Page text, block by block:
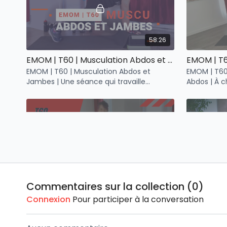
58:26
EMOM | T60 | Musculation Abdos et Jambes
EMOM | T60 | Musculation Abdos et
Jambes | Une séance qui travaille
EMOM |
Abdos | À chaque minute, débute une
Tabata Bootcamp | T60 | Cardio & Haut du corps
Tabata Bootcamp | T60 | Cardio & Haut
du corps | 14 septembre | HIIT:
entrainement par intervalles de haute
Pilates |
jambes,
Commentaires sur la collection (0)
Connexion Pour participer à la conversation